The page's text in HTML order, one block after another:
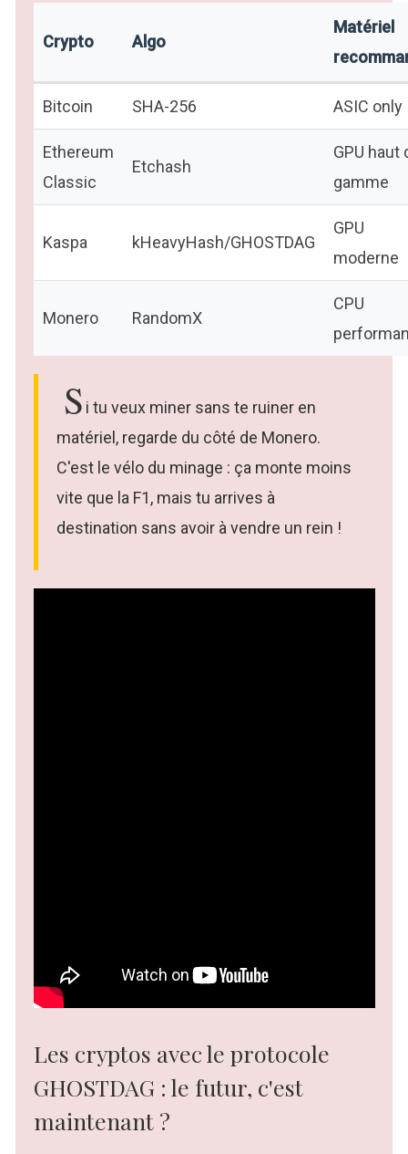
Crypto Algo
Matériel
Bitcoin SHA-256 ASIC only
Ethereum
Classic
Etchash
GPU haut
gamme
Kaspa kHeavyHash/GHOSTDAG
GPU
moderne
Monero RandomX
CPU
S i tu veux miner sans te ruiner en
matériel, regarde du côté de Monero.
C'est le vélo du minage : ça monte moins
vite que la F1, mais tu arrives à
destination sans avoir à vendre un rein !
Les cryptos avec le protocole
GHOSTDAG : le futur, c'est
maintenant ?